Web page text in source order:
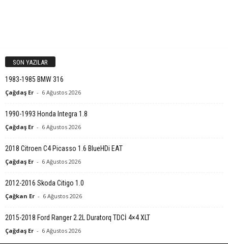
SON YAZILAR
1983-1985 BMW 316
Çağdaş Er - 6 Ağustos 2026
1990-1993 Honda Integra 1.8
Çağdaş Er - 6 Ağustos 2026
2018 Citroen C4 Picasso 1.6 BlueHDi EAT
Çağdaş Er - 6 Ağustos 2026
2012-2016 Skoda Citigo 1.0
Çağkan Er - 6 Ağustos 2026
2015-2018 Ford Ranger 2.2L Duratorq TDCİ 4×4 XLT
Çağdaş Er - 6 Ağustos 2026